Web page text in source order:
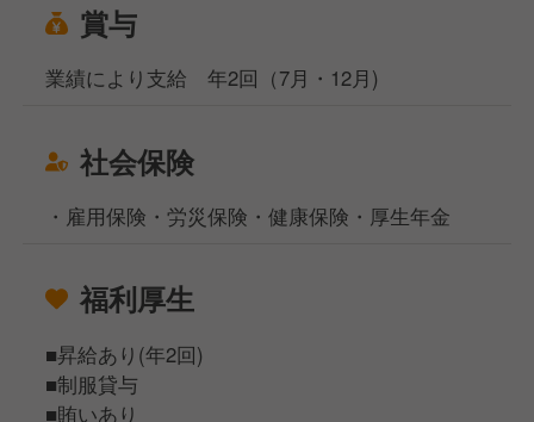
賞与
業績により支給 年2回（7月・12月)
社会保険
・雇用保険・労災保険・健康保険・厚生年金
福利厚生
■昇給あり(年2回)
■制服貸与
■賄いあり